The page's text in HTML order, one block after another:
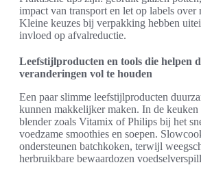
impact van transport en let op labels over
Kleine keuzes bij verpakking hebben
invloed op afvalreductie.
Leefstijlproducten en tools die helpen
veranderingen vol te houden
Een paar slimme leefstijlproducten
kunnen makkelijker maken. In de keuken
blender zoals Vitamix of Philips bij het
voedzame smoothies en soepen.
ondersteunen batchkoken, terwijl
herbruikbare bewaardozen